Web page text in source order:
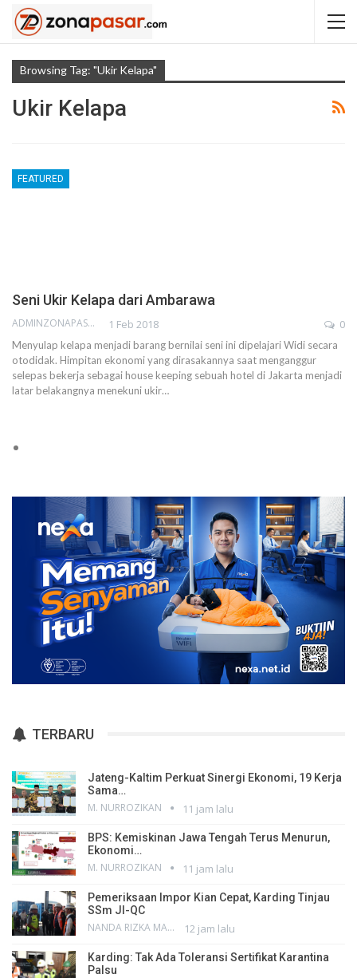
Browsing Tag: "ukir Kelapa"
Ukir Kelapa
FEATURED
Seni Ukir Kelapa dari Ambarawa
ADMINZONAPASAR 1 Feb 2018 0
Menyulap kelapa menjadi barang bernilai seni ini dipelajari Widi secara
otodidak. Himpitan ekonomi yang dirasakannya saat menganggur
selepas bekerja sebagai house keeping sebuah hotel di Jakarta menjadi
latar belakangnya menekuni ukir…
TERBARU
Jateng-Kaltim Perkuat Sinergi Ekonomi, 19 Kerja
Sama…
M. NURROZIKAN 11 jam lalu
BPS: Kemiskinan Jawa Tengah Terus Menurun,
Ekonomi…
M. NURROZIKAN 11 jam lalu
Pemeriksaan Impor Kian Cepat, Karding Tinjau
SSm JI-QC
NANDA RIZKA MAHENDRA 12 jam lalu
Karding: Tak Ada Toleransi Sertifikat Karantina
Palsu